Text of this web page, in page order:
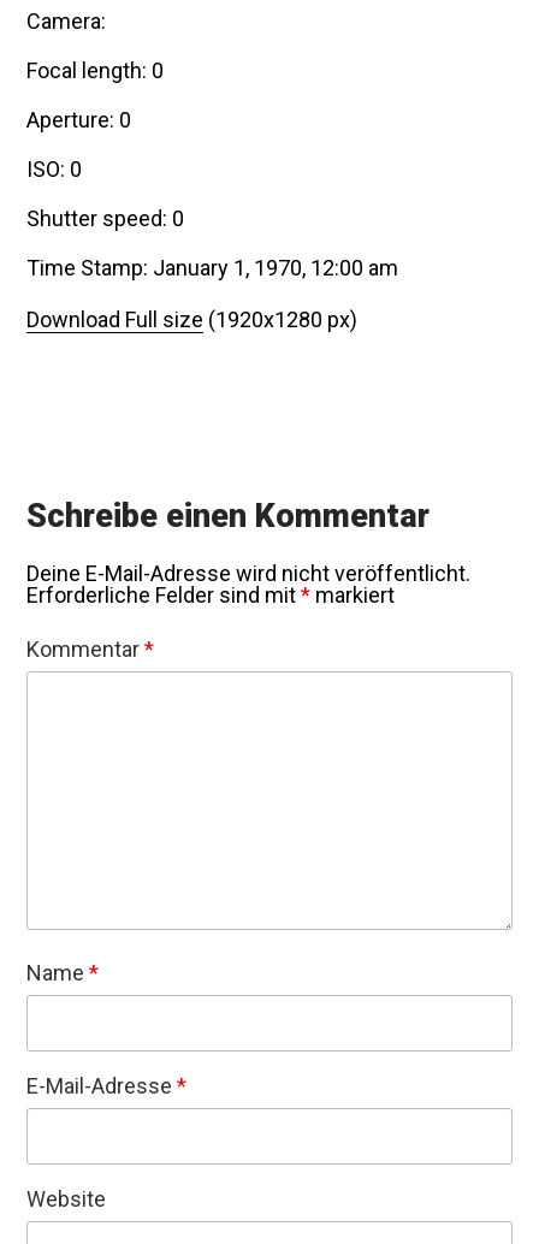
Camera:
Focal length: 0
Aperture: 0
ISO: 0
Shutter speed: 0
Time Stamp: January 1, 1970, 12:00 am
Download Full size (1920x1280 px)
Schreibe einen Kommentar
Deine E-Mail-Adresse wird nicht veröffentlicht.
Erforderliche Felder sind mit* markiert
Kommentar*
Name*
E-Mail-Adresse*
Website